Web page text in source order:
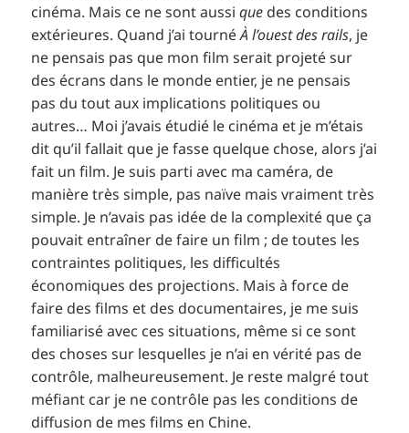
cinéma. Mais ce ne sont aussique des conditions
extérieures. Quand j’ai tournéÀ l’ouest des rails, je
ne pensais pas que mon film serait projeté sur
des écrans dans le monde entier, je ne pensais
pas du tout aux implications politiques ou
autres… Moi j’avais étudié le cinéma et je m’étais
dit qu’il fallait que je fasse quelque chose, alors j’ai
fait un film. Je suis parti avec ma caméra, de
manière très simple, pas naïve mais vraiment très
simple. Je n’avais pas idée de la complexité que ça
pouvait entraîner de faire un film ; de toutes les
contraintes politiques, les difficultés
économiques des projections. Mais à force de
faire des films et des documentaires, je me suis
familiarisé avec ces situations, même si ce sont
des choses sur lesquelles je n’ai en vérité pas de
contrôle, malheureusement. Je reste malgré tout
méfiant car je ne contrôle pas les conditions de
diffusion de mes films en Chine.